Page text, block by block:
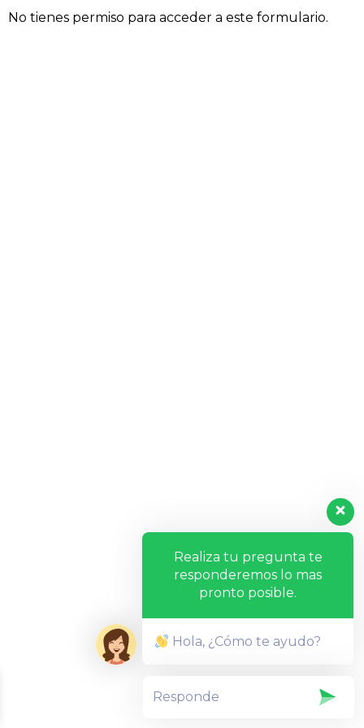
No tienes permiso para acceder a este formulario.
Realiza tu pregunta te
responderemos lo mas
pronto posible.
Hola, ¿Cómo te ayudo?